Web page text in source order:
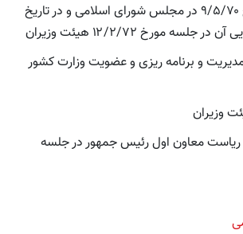
تقدیم لایحه تشکیل کمیته ملی از سوی وزارت کشور (در تاریخ ۹/۵/۷۰ در مجلس شورای اسلامی و در تاریخ
و برنامه ریزی و عضویت وزارت کشور
معاون اول رئیس جمهور در جلسه